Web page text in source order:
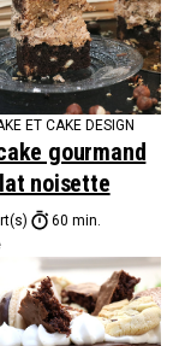
ET CAKE DESIGN
gourmand
noisette
60 min.